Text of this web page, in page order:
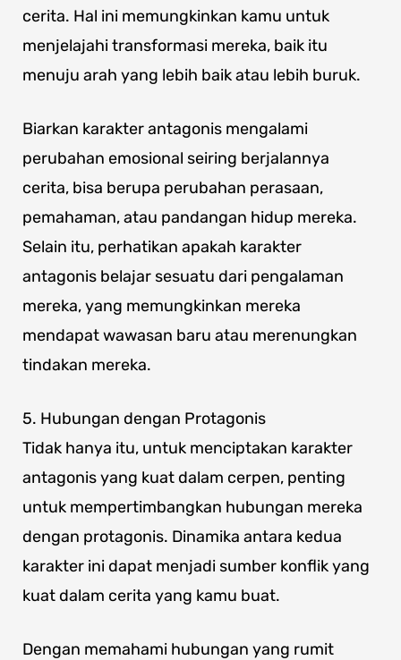
cerita. Hal ini memungkinkan kamu untuk
menjelajahi transformasi mereka, baik itu
menuju arah yang lebih baik atau lebih buruk.
Biarkan karakter antagonis mengalami
perubahan emosional seiring berjalannya
cerita, bisa berupa perubahan perasaan,
pemahaman, atau pandangan hidup mereka.
Selain itu, perhatikan apakah karakter
antagonis belajar sesuatu dari pengalaman
mereka, yang memungkinkan mereka
mendapat wawasan baru atau merenungkan
tindakan mereka.
5. Hubungan dengan Protagonis
Tidak hanya itu, untuk menciptakan karakter
antagonis yang kuat dalam cerpen, penting
untuk mempertimbangkan hubungan mereka
dengan protagonis. Dinamika antara kedua
karakter ini dapat menjadi sumber konflik yang
kuat dalam cerita yang kamu buat.
Dengan memahami hubungan yang rumit